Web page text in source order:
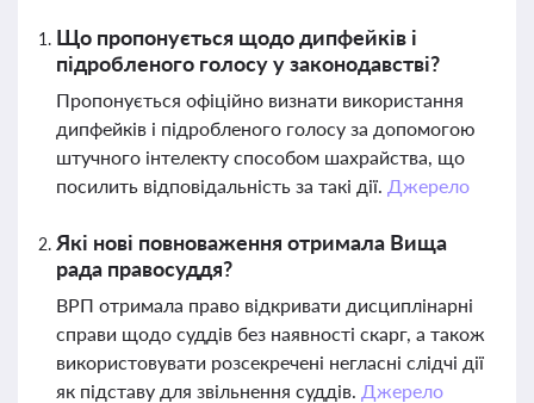
Що пропонується щодо дипфейків і
підробленого голосу у законодавстві?
Пропонується офіційно визнати використання
дипфейків і підробленого голосу за допомогою
штучного інтелекту способом шахрайства, що
посилить відповідальність за такі дії. Джерело
Які нові повноваження отримала Вища
рада правосуддя?
ВРП отримала право відкривати дисциплінарні
справи щодо суддів без наявності скарг, а також
використовувати розсекречені негласні слідчі дії
як підставу для звільнення суддів. Джерело